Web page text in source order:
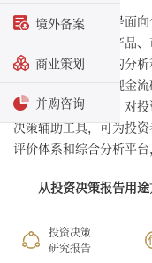
境外备案
商业策划
并购咨询
投资决策报告是面
投资项目的技术、产品
部发展环境等方面的分
计算期产生的预期现金
进而做出投资决策。对
决策辅助工具，可为投
评价体系和综合分析平台
从投资决策报告用途
投资决策
研究报告